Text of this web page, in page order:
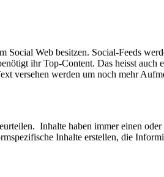
Web besitzen. Social-Feeds
ihr Top-Content. Das heisst
versehen werden um noch mehr
Inhalte haben immer einen
Inhalte erstellen, die